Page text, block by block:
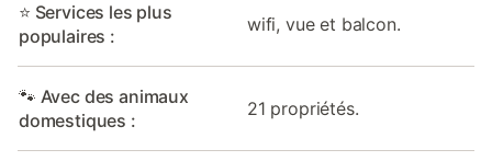
⭐ Services les plus
populaires :
wifi, vue et balcon.
🐾 Avec des animaux
domestiques :
21 propriétés.